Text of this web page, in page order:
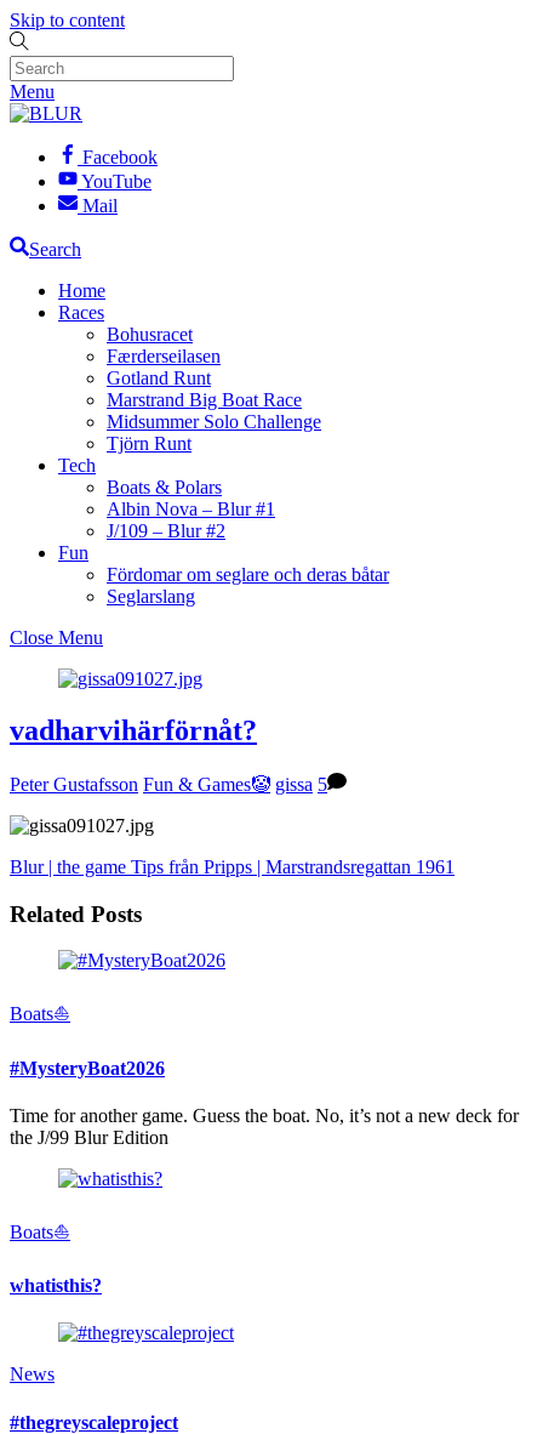
Skip to content
Menu
Facebook
YouTube
Mail
Search
Home
Races
Bohusracet
Færderseilasen
Gotland Runt
Marstrand Big Boat Race
Midsummer Solo Challenge
Tjörn Runt
Tech
Boats & Polars
Albin Nova – Blur #1
J/109 – Blur #2
Fun
Fördomar om seglare och deras båtar
Seglarslang
Close Menu
vadharvihärförnåt?
Peter Gustafsson Fun & Games🤡 gissa 5
Blur | the game Tips från Pripps | Marstrandsregattan 1961
Related Posts
Boats⛵️
#MysteryBoat2026
Time for another game. Guess the boat. No, it’s not a new deck for
the J/99 Blur Edition
Boats⛵️
whatisthis?
News
#thegreyscaleproject